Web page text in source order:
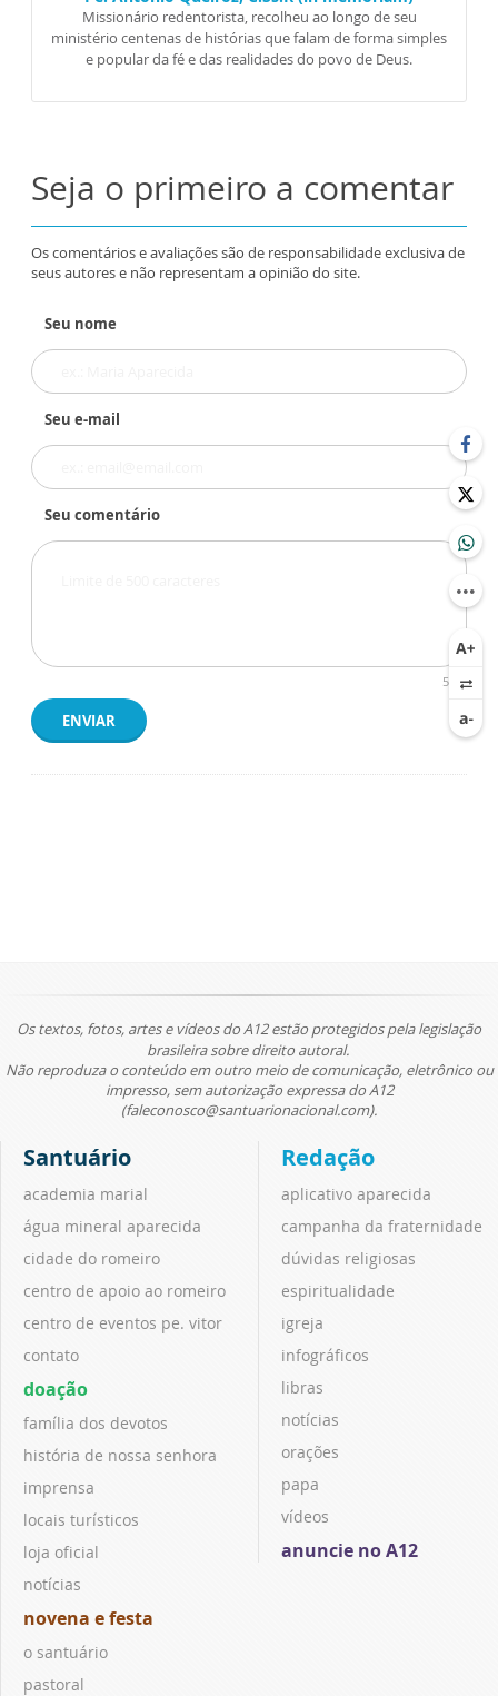
Missionário redentorista, recolheu ao longo de seu
ministério centenas de histórias que falam de forma simples
e popular da fé e das realidades do povo de Deus.
Seja o primeiro a comentar
Os comentários e avaliações são de responsabilidade exclusiva de
seus autores e não representam a opinião do site.
Seu nome
Seu e-mail
Seu comentário
500
ENVIAR
Os textos, fotos, artes e vídeos do A12 estão protegidos pela legislação
brasileira sobre direito autoral.
Não reproduza o conteúdo em outro meio de comunicação, eletrônico ou
impresso, sem autorização expressa do A12
(faleconosco@santuarionacional.com).
Santuário
academia marial
água mineral aparecida
cidade do romeiro
centro de apoio ao romeiro
centro de eventos pe. vitor
contato
doação
família dos devotos
história de nossa senhora
imprensa
locais turísticos
loja oficial
notícias
novena e festa
o santuário
pastoral
Redação
aplicativo aparecida
campanha da fraternidade
dúvidas religiosas
espiritualidade
igreja
infográficos
libras
notícias
orações
papa
vídeos
anuncie no A12